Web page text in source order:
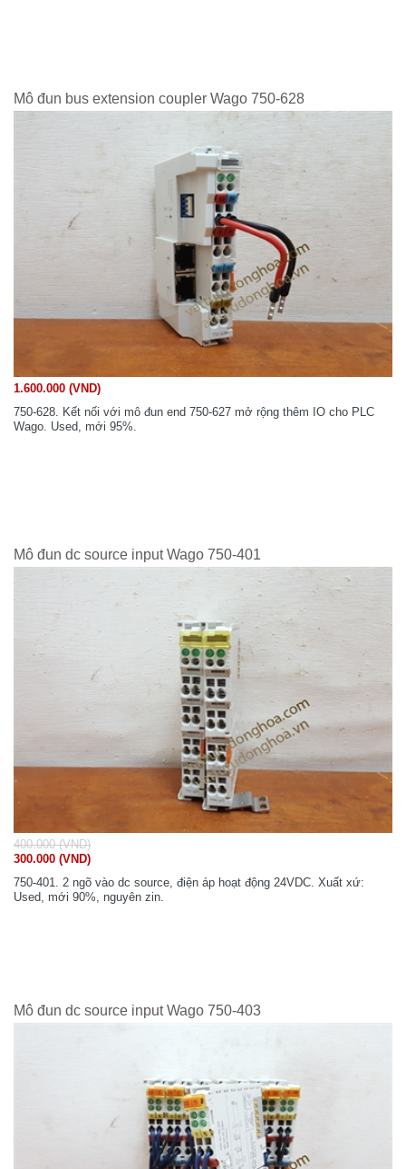
Mô đun bus extension coupler Wago 750-628
1.600.000 (VND)
750-628. Kết nối với mô đun end 750-627 mở rộng thêm IO cho PLC
Wago. Used, mới 95%.
Mô đun dc source input Wago 750-401
400.000 (VND)
300.000 (VND)
750-401. 2 ngõ vào dc source, điện áp hoạt động 24VDC. Xuất xứ:
Used, mới 90%, nguyên zin.
Mô đun dc source input Wago 750-403